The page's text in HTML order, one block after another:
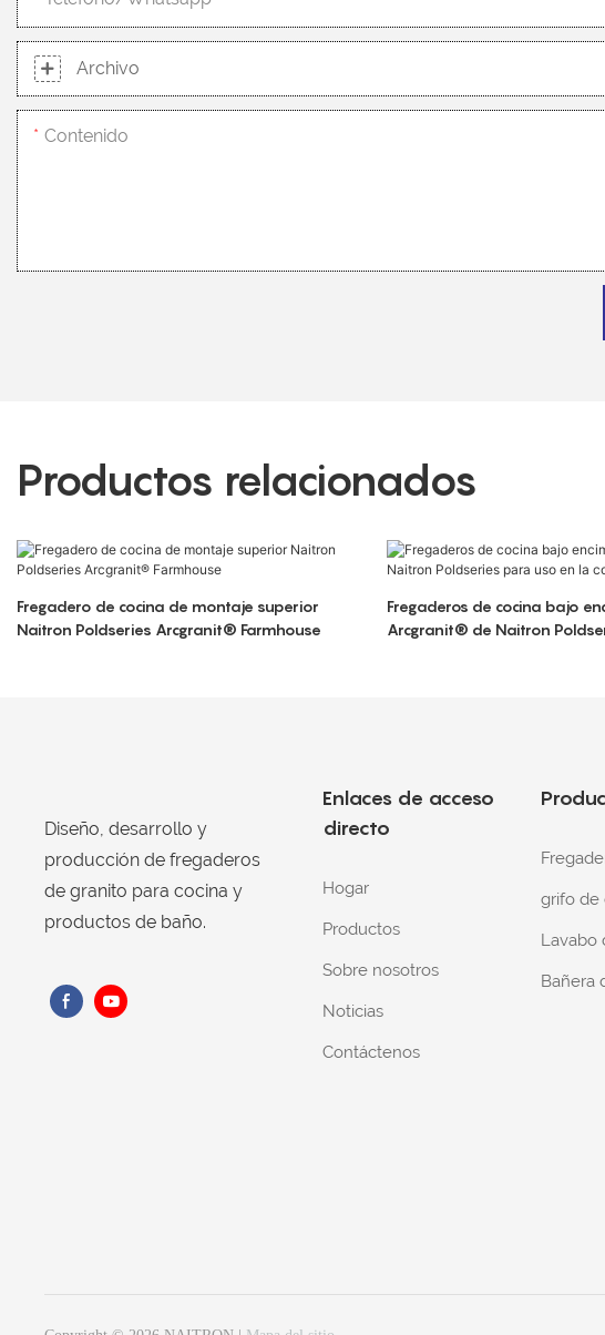
Archivo
Contenido
Productos relacionados
Fregadero de cocina de montaje superior
Naitron Poldseries Arcgranit® Farmhouse
Fregaderos de cocina bajo
Arcgranit® de Naitron
Diseño, desarrollo y
producción de fregaderos
de granito para cocina y
productos de baño.
Enlaces de acceso
directo
Hogar
Productos
Sobre nosotros
Noticias
Contáctenos
grifo de
Lavabo
Bañera